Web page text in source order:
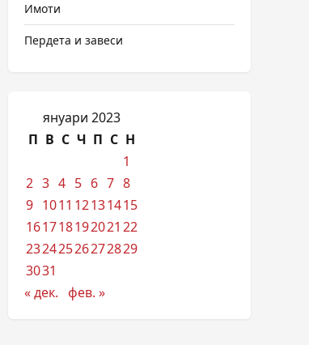
Имоти
Пердета и завеси
януари 2023
П В С Ч П С Н
1
2 3 4 5 6 7 8
9 1011 12131415
161718192021 22
23242526272829
3031
« дек. фев. »